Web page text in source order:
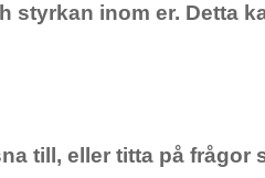
styrkan inom er. Detta
till, eller titta på frågor